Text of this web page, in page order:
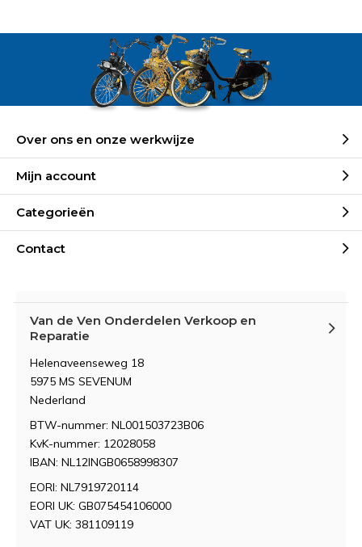
Over ons en onze werkwijze
Mijn account
Categorieën
Contact
Van de Ven Onderdelen Verkoop en
Reparatie
Helenaveenseweg 18
5975 MS SEVENUM
Nederland
BTW-nummer: NL001503723B06
KvK-nummer: 12028058
IBAN: NL12INGB0658998307
EORI: NL7919720114
EORI UK: GB075454106000
VAT UK: 381109119